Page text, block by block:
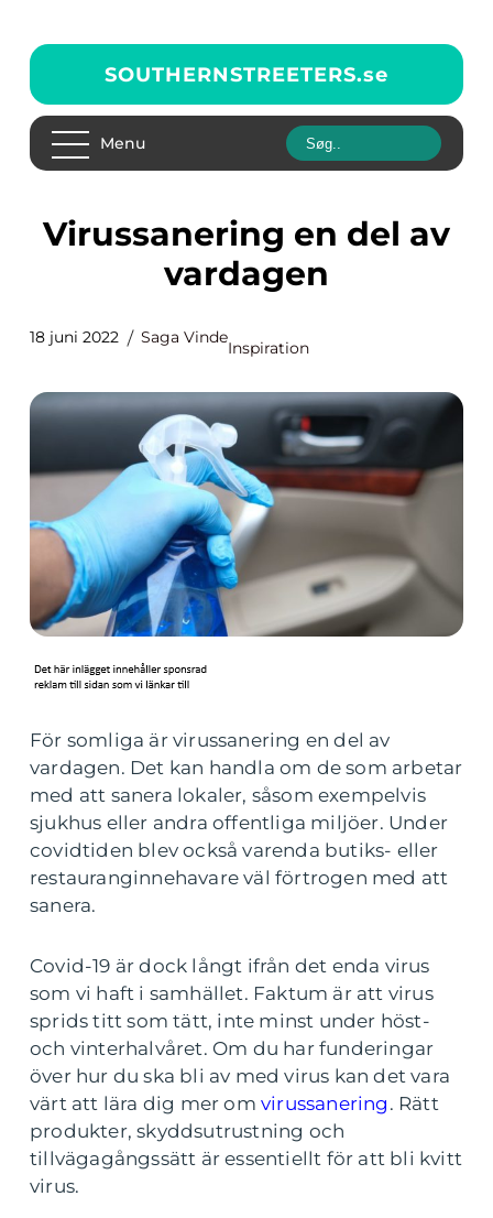
SOUTHERNSTREETERS.se
Menu
Virussanering en del av
vardagen
18 juni 2022 Saga Vinde
Inspiration
För somliga är virussanering en del av
vardagen. Det kan handla om de som arbetar
med att sanera lokaler, såsom exempelvis
sjukhus eller andra offentliga miljöer. Under
covidtiden blev också varenda butiks- eller
restauranginnehavare väl förtrogen med att
sanera.
Covid-19 är dock långt ifrån det enda virus
som vi haft i samhället. Faktum är att virus
sprids titt som tätt, inte minst under höst-
och vinterhalvåret. Om du har funderingar
över hur du ska bli av med virus kan det vara
värt att lära dig mer om virussanering . Rätt
produkter, skyddsutrustning och
tillvägagångssätt är essentiellt för att bli kvitt
virus.